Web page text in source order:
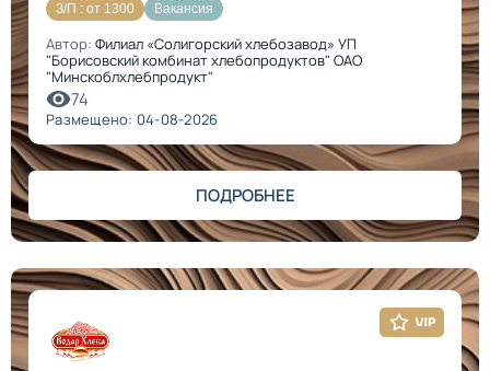
З/П : от 1300 Вакансия
Автор: Филиал «Солигорский хлебозавод» УП
"Борисовский комбинат хлебопродуктов" ОАО
"Минскоблхлебпродукт"
74
Размещено: 04-08-2026
ПОДРОБНЕЕ